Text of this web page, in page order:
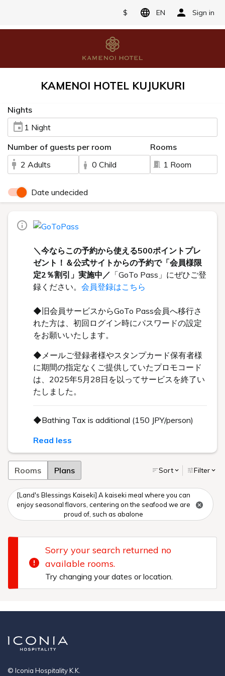
$ EN Sign in
KAMENOI HOTEL KUJUKURI
Nights
1 Night
Number of guests per room
2 Adults
0 Child
Rooms
1 Room
Date undecided
＼今ならこの予約から使える500ポイントプレ
ゼント！＆公式サイトからの予約で「会員様限
定2％割引」実施中／ 「GoTo Pass」にぜひご登
録ください。 会員登録はこちら
◆旧会員サービスからGoTo Pass会員へ移行さ
れた方は、初回ログイン時にパスワードの設定
をお願いいたします。
◆メールご登録者様やスタンプカード保有者様
に期間の指定なくご提供していたプロモコード
は、2025年5月28日を以ってサービスを終了い
たしました。
◆Bathing Tax is additional (150 JPY/person)
Read less
Rooms Plans Sort Filter
[Land's Blessings Kaiseki] A kaiseki meal where you can
enjoy seasonal flavors, centering on the seafood we are
proud of, such as abalone
Sorry your search returned no
available rooms.
Try changing your dates or location.
© Iconia Hospitality K.K.